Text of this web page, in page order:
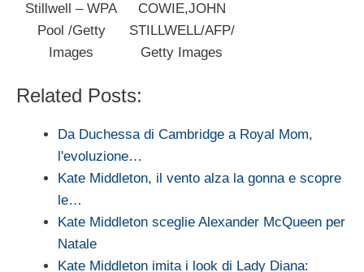
Stillwell – WPA
Pool /Getty
Images
COWIE,JOHN
STILLWELL/AFP/
Getty Images
Related Posts:
Da Duchessa di Cambridge a Royal Mom,
l'evoluzione…
Kate Middleton, il vento alza la gonna e scopre
le…
Kate Middleton sceglie Alexander McQueen per
Natale
Kate Middleton imita i look di Lady Diana: